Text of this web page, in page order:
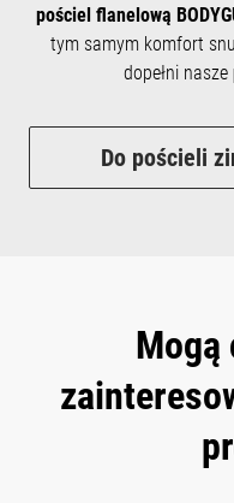
pościel flanelową
tym samym komfort
dopełni nasze
Do pościeli
Mogą